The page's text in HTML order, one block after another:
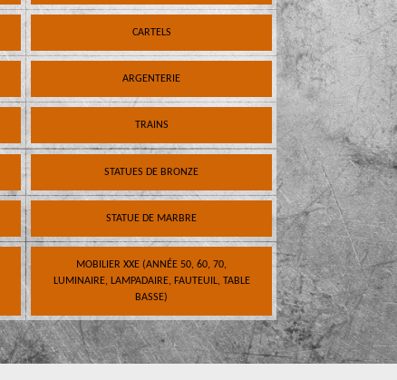
CARTELS
ARGENTERIE
TRAINS
STATUES DE BRONZE
STATUE DE MARBRE
MOBILIER XXE (ANNÉE 50, 60, 70,
LUMINAIRE, LAMPADAIRE, FAUTEUIL, TABLE
BASSE)